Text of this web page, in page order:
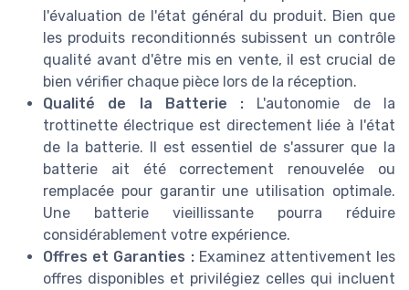
l'évaluation de l'état général du produit. Bien que
les produits reconditionnés subissent un contrôle
qualité avant d'être mis en vente, il est crucial de
bien vérifier chaque pièce lors de la réception.
Qualité de la Batterie : L'autonomie de la
trottinette électrique est directement liée à l'état
de la batterie. Il est essentiel de s'assurer que la
batterie ait été correctement renouvelée ou
remplacée pour garantir une utilisation optimale.
Une batterie vieillissante pourra réduire
considérablement votre expérience.
Offres et Garanties :Examinez attentivement les
offres disponibles et privilégiez celles qui incluent